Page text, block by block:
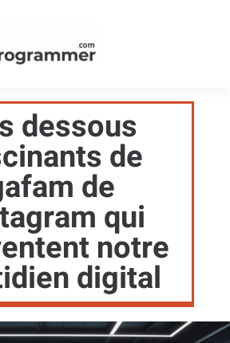
dessous
de
de
qui
notre
digital